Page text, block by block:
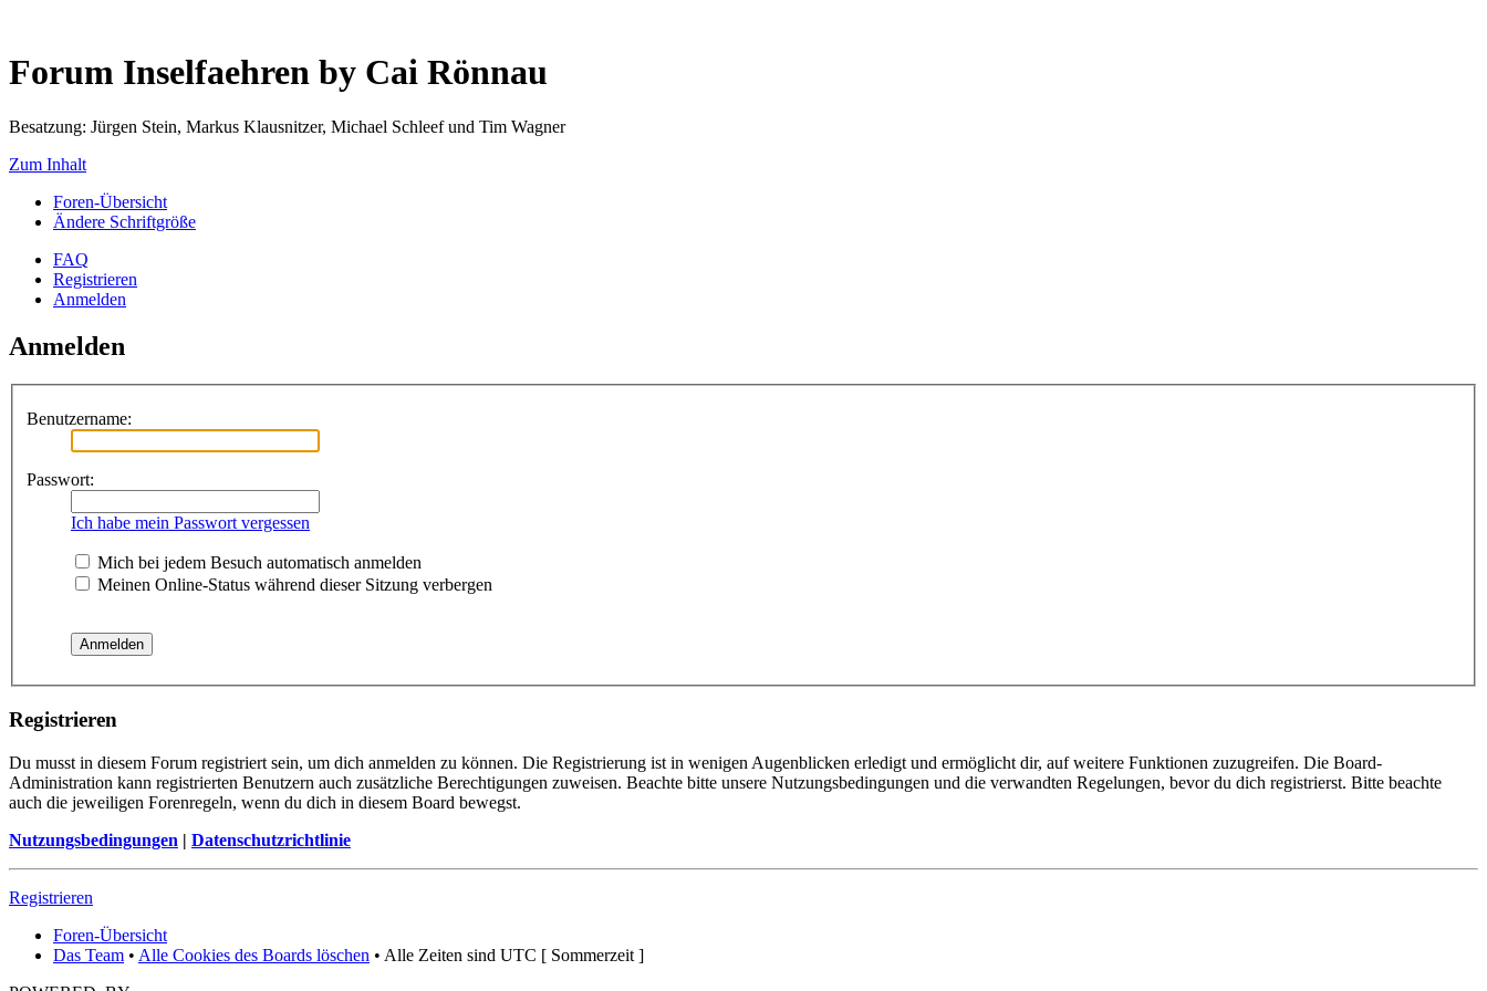
Forum Inselfaehren by Cai Rönnau
Besatzung: Jürgen Stein, Markus Klausnitzer, Michael Schleef und Tim Wagner
Zum Inhalt
Foren-Übersicht
Ändere Schriftgröße
FAQ
Registrieren
Anmelden
Anmelden
Benutzername:
Passwort:
Ich habe mein Passwort vergessen
Mich bei jedem Besuch automatisch anmelden
Meinen Online-Status während dieser Sitzung verbergen
Registrieren
Du musst in diesem Forum registriert sein, um dich anmelden zu können. Die Registrierung ist in wenigen Augenblicken erledigt und ermöglicht dir, auf weitere Funktionen zuzugreifen. Die Board-
Administration kann registrierten Benutzern auch zusätzliche Berechtigungen zuweisen. Beachte bitte unsere Nutzungsbedingungen und die verwandten Regelungen, bevor du dich registrierst. Bitte beachte
auch die jeweiligen Forenregeln, wenn du dich in diesem Board bewegst.
Nutzungsbedingungen | Datenschutzrichtlinie
Registrieren
Foren-Übersicht
Das Team • Alle Cookies des Boards löschen • Alle Zeiten sind UTC [ Sommerzeit ]